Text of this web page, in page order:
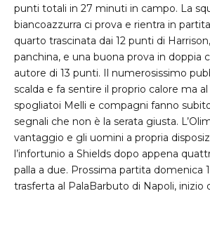
punti totali in 27 minuti in campo. La
biancoazzurra ci prova e rientra in
quarto trascinata dai 12 punti di
panchina, e una buona prova in doppia
autore di 13 punti. Il numerosissimo
scalda e fa sentire il proprio calore ma
spogliatoi Melli e compagni fanno
segnali che non è la serata giusta.
vantaggio e gli uomini a propria
l’infortunio a Shields dopo appena
palla a due. Prossima partita domenica
trasferta al PalaBarbuto di Napoli, inizio